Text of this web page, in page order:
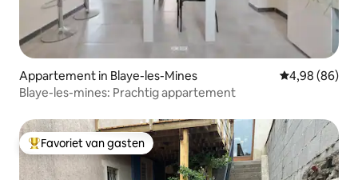
Appartement in Blaye-les-Mines Gemiddelde
4,98 (86)
Blaye-les-mines: Prachtig appartement
Topfavoriet van gasten
Favoriet van gasten